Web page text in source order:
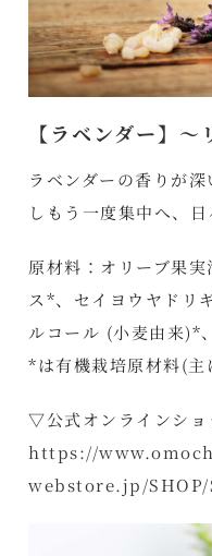
【ラベンダー】
ラベンダーの香りが
しもう一度集中へ、
原材料：オリーブ果
ス*、セイヨウヤドリ
ルコール (小麦由来)*
*は有機栽培原材料(主
▽公式オンラインショ
https://
webstore.jp/